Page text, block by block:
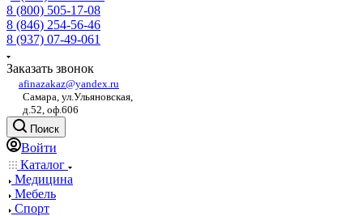
8 (800) 505-17-08
8 (846) 254-56-46
8 (937) 07-49-061
Заказать звонок
afinazakaz@yandex.ru
Самара, ул.Ульяновская,
д.52, оф.606
Поиск
Войти
Каталог
Медицина
Мебель
Спорт